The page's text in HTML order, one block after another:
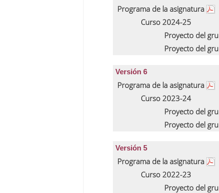
Programa de la asignatura
Curso 2024-25
Proyecto del
Proyecto del
Versión 6
Programa de la asignatura
Curso 2023-24
Proyecto del
Proyecto del
Versión 5
Programa de la asignatura
Curso 2022-23
Proyecto del